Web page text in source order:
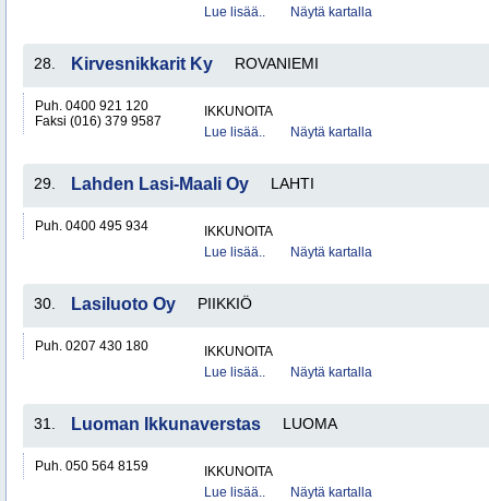
Lue lisää..
Näytä kartalla
28. Kirvesnikkarit Ky ROVANIEMI
Puh. 0400 921 120
Faksi (016) 379 9587
IKKUNOITA
Lue lisää..
Näytä kartalla
29. Lahden Lasi-Maali Oy LAHTI
Puh. 0400 495 934
IKKUNOITA
Lue lisää..
Näytä kartalla
30. Lasiluoto Oy PIIKKIÖ
Puh. 0207 430 180
IKKUNOITA
Lue lisää..
Näytä kartalla
31. Luoman Ikkunaverstas LUOMA
Puh. 050 564 8159
IKKUNOITA
Lue lisää..
Näytä kartalla